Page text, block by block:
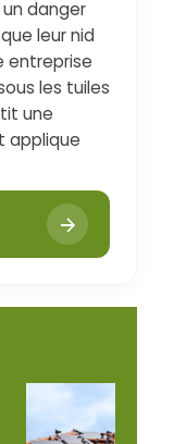
danger
leur nid
entreprise
les tuiles
une
applique